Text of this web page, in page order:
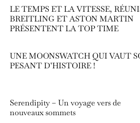
LE TEMPS ET LA VITESSE,
BREITLING ET ASTON MARTIN
PRÉSENTENT LA TOP TIME
UNE MOONSWATCH QUI VAUT
PESANT D’HISTOIRE !
Serendipity – Un voyage vers de
nouveaux sommets